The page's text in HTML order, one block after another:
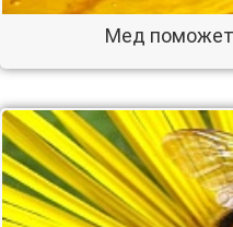
Мед поможет